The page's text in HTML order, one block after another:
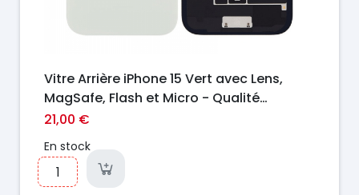
Vitre Arrière iPhone 15 Vert avec Lens,
MagSafe, Flash et Micro - Qualité
Premium
21,00 €
En stock